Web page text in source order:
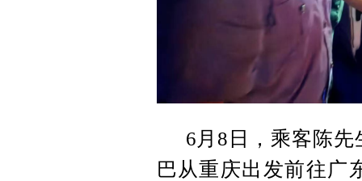
6月8日，乘客陈
巴从重庆出发前往广